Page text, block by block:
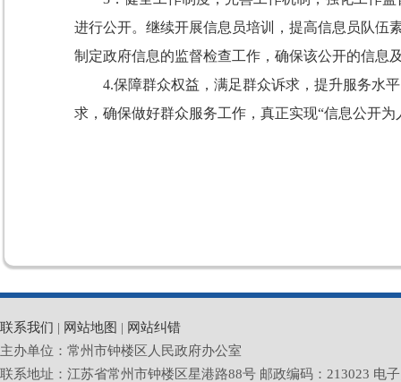
进行公开。继续开展信息员培训，提高信息员队伍
制定政府信息的监督检查工作，确保该公开的信息
4.保障群众权益，满足群众诉求，提升服务水
求，确保做好群众服务工作，真正实现“信息公开
联系我们 | 网站地图 | 网站纠错
主办单位：常州市钟楼区人民政府办公室
联系地址：江苏省常州市钟楼区星港路88号 邮政编码：213023 电